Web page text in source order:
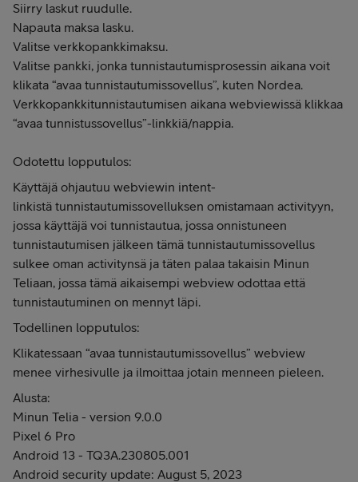
Siirry laskut ruudulle.
Napauta maksa lasku.
Valitse verkkopankkimaksu.
Valitse pankki, jonka tunnistautumisprosessin aikana voit
klikata “avaa tunnistautumissovellus”, kuten Nordea.
Verkkopankkitunnistautumisen aikana webviewissä klikkaa
“avaa tunnistussovellus”-linkkiä/nappia.
Odotettu lopputulos:
Käyttäjä ohjautuu webviewin intent-
linkistä tunnistautumissovelluksen omistamaan activityyn,
jossa käyttäjä voi tunnistautua, jossa onnistuneen
tunnistautumisen jälkeen tämä tunnistautumissovellus
sulkee oman activitynsä ja täten palaa takaisin Minun
Teliaan, jossa tämä aikaisempi webview odottaa että
tunnistautuminen on mennyt läpi.
Todellinen lopputulos:
Klikatessaan “avaa tunnistautumissovellus” webview
menee virhesivulle ja ilmoittaa jotain menneen pieleen.
Alusta:
Minun Telia - version 9.0.0
Pixel 6 Pro
Android 13 - TQ3A.230805.001
Android security update: August 5, 2023